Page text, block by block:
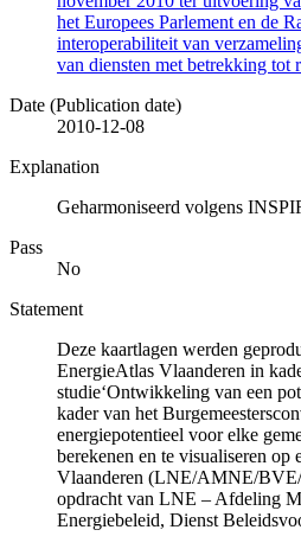
het Europees Parlement en de
interoperabiliteit van
van diensten met betrekking tot
Date (Publication date)
2010-12-08
Explanation
Geharmoniseerd volgens
Pass
No
Statement
Deze kaartlagen werden
EnergieAtlas Vlaanderen in
studie‘Ontwikkeling van een
kader van het
energiepotentieel voor elke
berekenen en te visualiseren op
Vlaanderen (LNE/AMNE/
opdracht van LNE – Afdeling
Energiebeleid, Dienst